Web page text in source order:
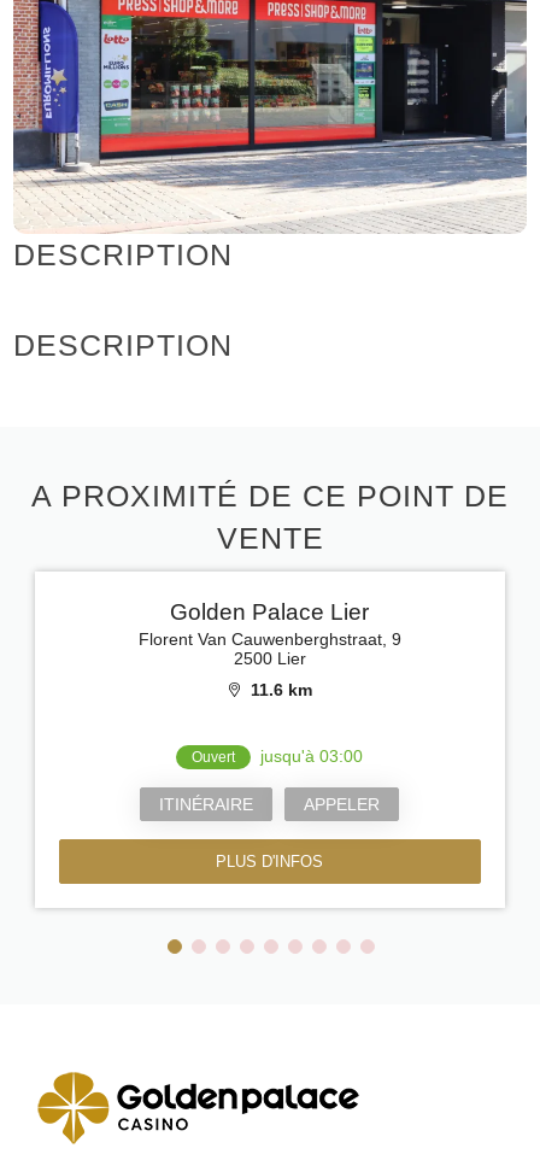
DESCRIPTION
DESCRIPTION
A PROXIMITÉ DE CE POINT DE
VENTE
Golden Palace Lier
Florent Van Cauwenberghstraat, 9
2500 Lier
11.6 km
Ouvert jusqu'à 03:00
ITINÉRAIRE APPELER
PLUS D'INFOS